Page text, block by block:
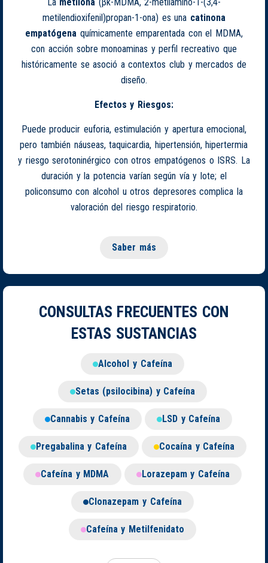
metilendioxifenil)propan-1-ona) es una catinona
empatógena químicamente emparentada con el MDMA,
con acción sobre monoaminas y perfil recreativo que
históricamente se asoció a contextos club y mercados de
diseño.
Efectos y Riesgos:
Puede producir euforia, estimulación y apertura emocional,
pero también náuseas, taquicardia, hipertensión, hipertermia
y riesgo serotoninérgico con otros empatógenos o ISRS. La
duración y la potencia varían según vía y lote; el
policonsumo con alcohol u otros depresores complica la
valoración del riesgo respiratorio.
Saber más
CONSULTAS FRECUENTES CON
ESTAS SUSTANCIAS
Alcohol y Cafeína
Setas (psilocibina) y Cafeína
Cannabis y Cafeína LSD y Cafeína
Pregabalina y Cafeína Cocaína y Cafeína
Cafeína y MDMA Lorazepam y Cafeína
Clonazepam y Cafeína
Cafeína y Metilfenidato